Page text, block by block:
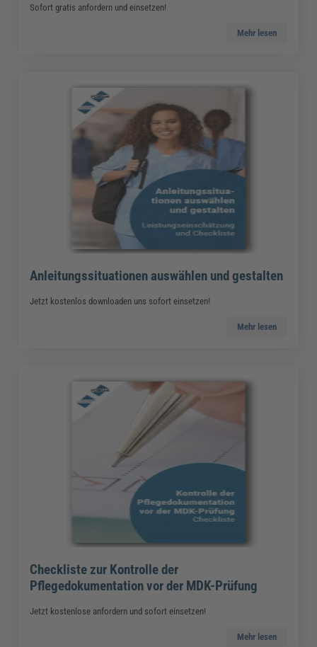
Sofort gratis anfordern und einsetzen!
Mehr lesen
Anleitungssituationen auswählen und gestalten
Jetzt kostenlos downloaden uns sofort einsetzen!
Mehr lesen
Checkliste zur Kontrolle der
Pflegedokumentation vor der MDK-Prüfung
Jetzt kostenlose anfordern und sofort einsetzen!
Mehr lesen